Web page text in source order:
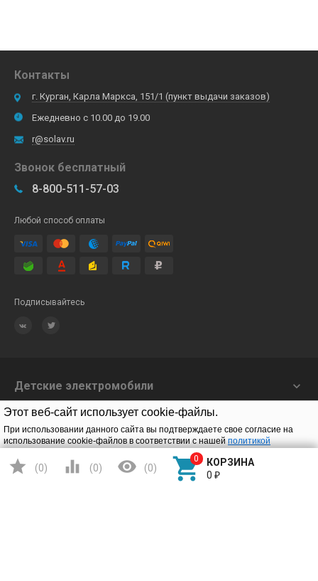
Этот веб-сайт использует cookie-файлы.
При использовании данного сайта вы подтверждаете свое согласие на
использование cookie-файлов в соответствии с нашейполитикой
Подтверждаю
Контакты
г. Курган, Карла Маркса, 151/1 (пункт выдачи заказов)
Ежедневно с 10.00 до 19.00
r@solav.ru
Звонок бесплатный
8-800-511-57-03
Любой способ оплаты
Подписывайтесь
Детские электромобили 
Игрушки на радиоуправлении
Конструкторы 
О нас
 (0)  (0)  (0) 
КОРЗИНА
0 ₽